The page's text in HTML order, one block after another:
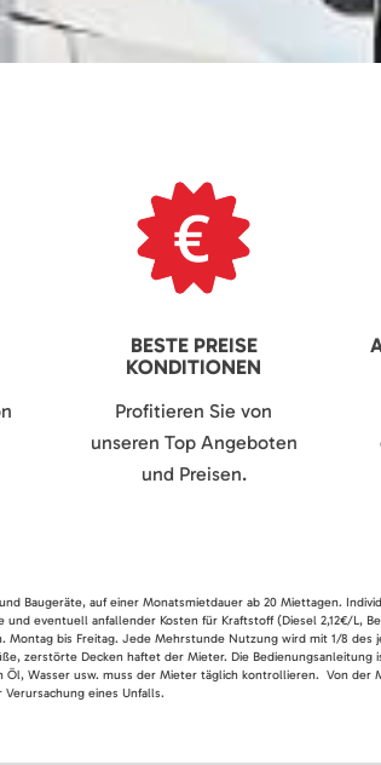
BESTE PREISE
KONDITIONEN
Profitieren Sie von
unseren Top Angeboten
und Preisen.
Baugeräte, auf einer Monatsmietdauer ab 20 Miettagen.
eventuell anfallender Kosten für Kraftstoff (Diesel 2,12€/L,
bis Freitag. Jede Mehrstunde Nutzung wird mit 1/8
zerstörte Decken haftet der Mieter. Die
Wasser usw. muss der Mieter täglich kontrollieren. Von der
eines Unfalls.